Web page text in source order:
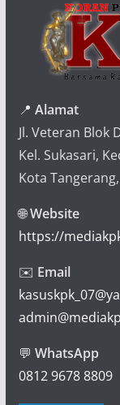
📍 Alamat
Jl. Veteran Blok
Kel. Sukasari,
Kota
🌐Website
https://
✉️ Email
💬 WhatsApp
0812 9678 8809